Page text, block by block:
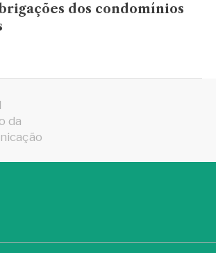
dos condomínios
da